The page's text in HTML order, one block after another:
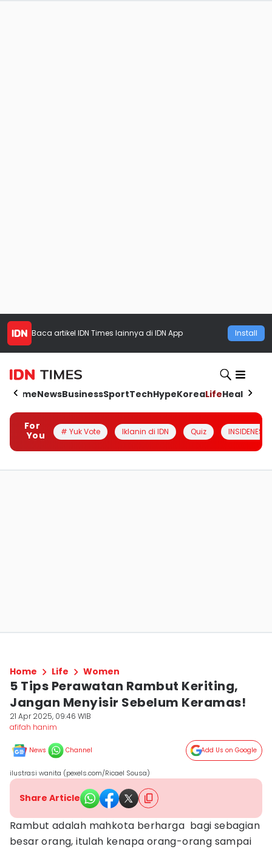
Baca artikel IDN Times lainnya di IDN App Install
HomeNewsBusinessSportTechHypeKoreaLifeHealth
For
You
# Yuk Vote Iklanin di IDN Quiz INSIDENESIA
Home Life Women
5 Tips Perawatan Rambut Keriting,
Jangan Menyisir Sebelum Keramas!
21 Apr 2025, 09:46 WIB
afifah hanim
News Channel Add Us on Google
ilustrasi wanita (pexels.com/Ricael Sousa)
Share Article
Rambut adalah mahkota berharga bagi sebagian
besar orang, itulah kenapa orang-orang sampai